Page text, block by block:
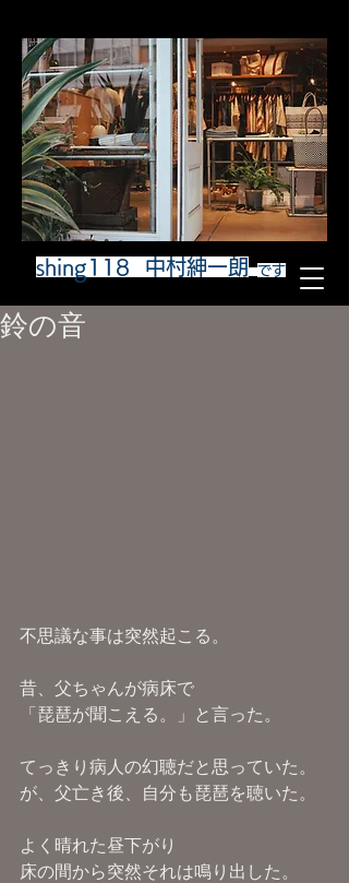
shing118 中村紳一朗 です
鈴の音
不思議な事は突然起こる。
昔、父ちゃんが病床で
「琵琶が聞こえる。」と言った。
てっきり病人の幻聴だと思っていた。
が、父亡き後、自分も琵琶を聴いた。
よく晴れた昼下がり
床の間から突然それは鳴り出した。